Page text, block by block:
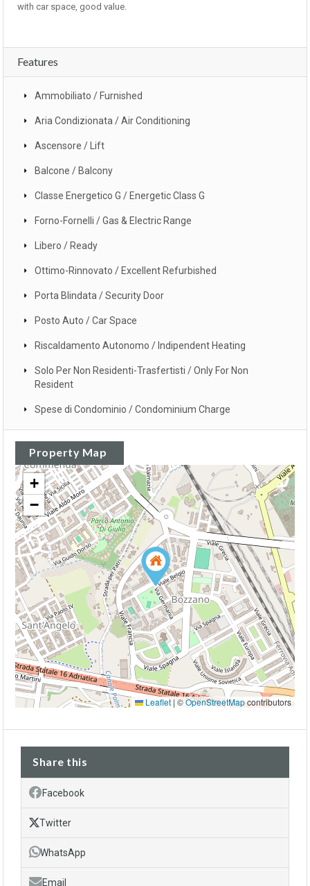
with car space, good value.
Features
Ammobiliato / Furnished
Aria Condizionata / Air Conditioning
Ascensore / Lift
Balcone / Balcony
Classe Energetico G / Energetic Class G
Forno-Fornelli / Gas & Electric Range
Libero / Ready
Ottimo-Rinnovato / Excellent Refurbished
Porta Blindata / Security Door
Posto Auto / Car Space
Riscaldamento Autonomo / Indipendent Heating
Solo Per Non Residenti-Trasfertisti / Only For Non
Resident
Spese di Condominio / Condominium Charge
Property Map
+
−
Leaflet|©OpenStreetMapcontributors
Share this
Facebook
Twitter
WhatsApp
Email